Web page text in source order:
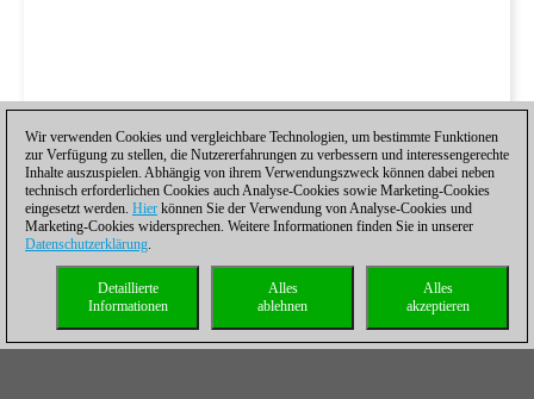
Wir verwenden Cookies und vergleichbare Technologien, um bestimmte Funktionen
zur Verfügung zu stellen, die Nutzererfahrungen zu verbessern und interessengerechte
Inhalte auszuspielen. Abhängig von ihrem Verwendungszweck können dabei neben
technisch erforderlichen Cookies auch Analyse-Cookies sowie Marketing-Cookies
eingesetzt werden. Hier können Sie der Verwendung von Analyse-Cookies und
Marketing-Cookies widersprechen. Weitere Informationen finden Sie in unserer
Datenschutzerklärung.
Alles
akzeptieren
Alles
ablehnen
Detaillierte
Informationen